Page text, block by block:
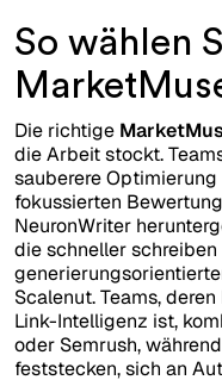
So wählen
Die richtige
die Arbeit stockt.
sauberere
fokussierten
NeuronWriter
die schneller schreiben
Scalenut. Teams,
Link-Intelligenz ist,
oder Semrush,
feststecken, sich an